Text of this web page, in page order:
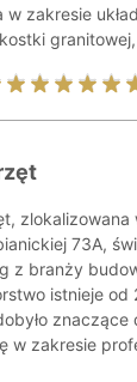
w zakresie
zlokalizowana
73A,
z branży
istnieje od
znaczące
w zakresie